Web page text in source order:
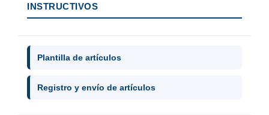
INSTRUCTIVOS
Plantilla de artículos
Registro y envío de artículos